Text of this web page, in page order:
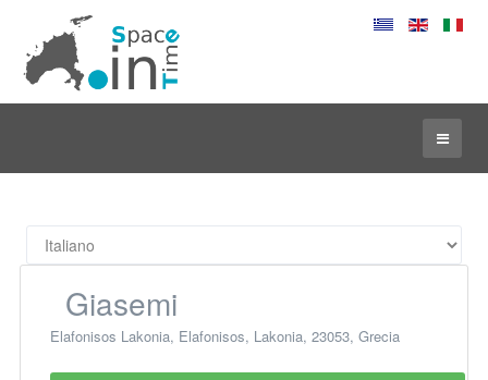
Giasemi
Elafonisos Lakonia, Elafonisos, Lakonia, 23053, Grecia